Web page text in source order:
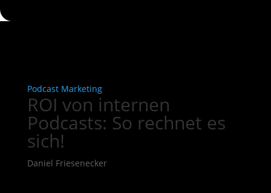
Podcast Marketing
ROI von internen
Podcasts: So rechnet es
sich!
Daniel Friesenecker